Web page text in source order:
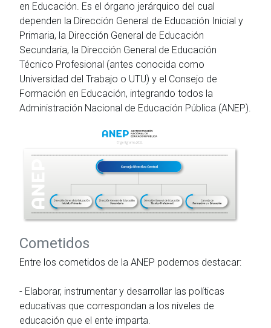
en Educación. Es el órgano jerárquico del cual
dependen la Dirección General de Educación Inicial y
Primaria, la Dirección General de Educación
Secundaria, la Dirección General de Educación
Técnico Profesional (antes conocida como
Universidad del Trabajo o UTU) y el Consejo de
Formación en Educación, integrando todos la
Administración Nacional de Educación Pública (ANEP).
Cometidos
Entre los cometidos de la ANEP podemos destacar:
- Elaborar, instrumentar y desarrollar las políticas
educativas que correspondan a los niveles de
educación que el ente imparta.